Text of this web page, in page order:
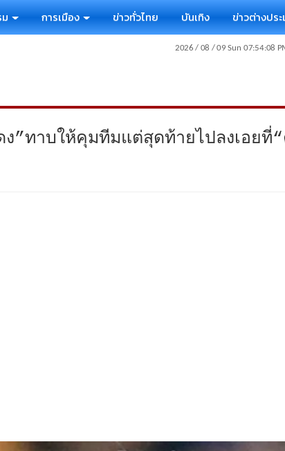
การเมือง ข่าวทั่วไทย บันเทิง ข่าวต่างประ
ง”ทาบให้คุมทีมแต่สุดท้ายไปลงเอยที่